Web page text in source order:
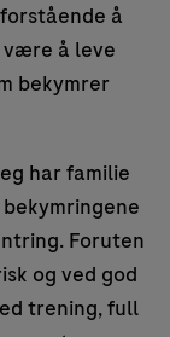
å
å leve
bekymrer
har familie
Foruten
og ved god
trening, full